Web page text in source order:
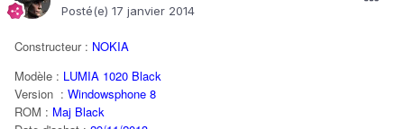
Posté(e) 17 janvier 2014
Constructeur : NOKIA
Modèle : LUMIA 1020 Black
Version : Windowsphone 8
ROM : Maj Black